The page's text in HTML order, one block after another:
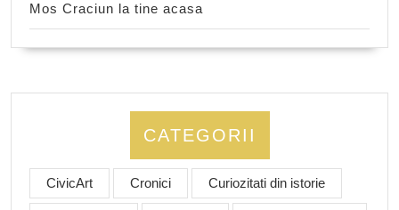
Mos Craciun la tine acasa
CATEGORII
CivicArt Cronici Curiozitati din istorie